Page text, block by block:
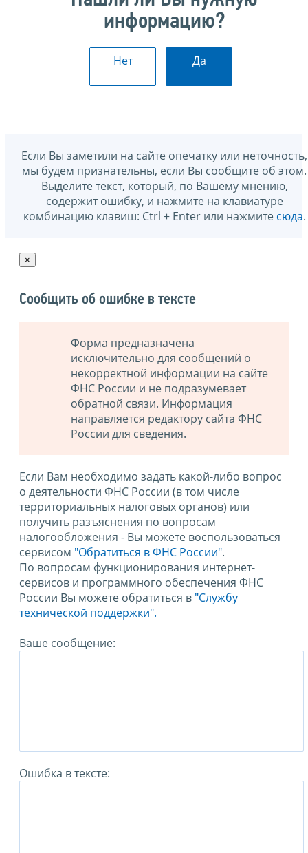
информацию?
Нет Да
Если Вы заметили на сайте опечатку или неточность,
мы будем признательны, если Вы сообщите об этом.
Выделите текст, который, по Вашему мнению,
содержит ошибку, и нажмите на клавиатуре
комбинацию клавиш: Ctrl + Enter или нажмите сюда.
×
Сообщить об ошибке в тексте
Форма предназначена
исключительно для сообщений о
некорректной информации на сайте
ФНС России и не подразумевает
обратной связи. Информация
направляется редактору сайта ФНС
России для сведения.
Если Вам необходимо задать какой-либо вопрос
о деятельности ФНС России (в том числе
территориальных налоговых органов) или
получить разъяснения по вопросам
налогообложения - Вы можете воспользоваться
сервисом "Обратиться в ФНС России".
По вопросам функционирования интернет-
сервисов и программного обеспечения ФНС
России Вы можете обратиться в "Службу
технической поддержки".
Ваше сообщение:
Ошибка в тексте: